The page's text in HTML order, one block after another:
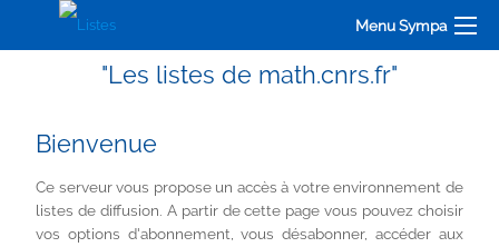
Menu Sympa
"Les listes de math.cnrs.fr"
Bienvenue
Ce serveur vous propose un accès à votre environnement de
listes de diffusion. A partir de cette page vous pouvez choisir
vos options d'abonnement, vous désabonner, accéder aux